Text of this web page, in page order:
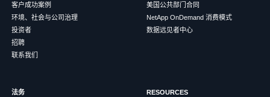
客户成功案例
环境、社会与公司治理
投资者
招聘
联系我们
美国公共部门合同
NetApp OnDemand 消费模式
数据远见者中心
法务
RESOURCES